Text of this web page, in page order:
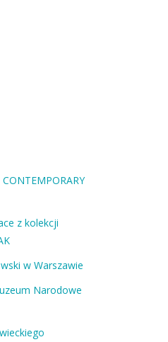
z kolekcji
w Warszawie
Narodowe